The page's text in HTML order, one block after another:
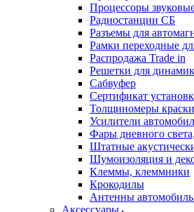
Процессоры
Радиостанции СБ
Разъемы для
Рамки переходные
Распродажа Trade in
Решетки для
Сабвуфер
Сертификат
Толщиномеры краски
Усилители
Фары дневного
Штатные
Шумоизоляция и
Клеммы, клеммники
Крокодилы
Антенны
Аксессуары